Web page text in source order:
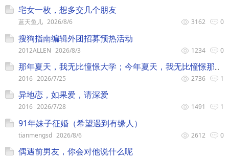
宅女一枚，想多交几个朋友
0
3162
蓝天鱼儿 2026/8/6
搜狗指南编辑外团招募预热活动
0
1234
2012ALLEN 2026/8/3
那年夏天，我无比憧憬大学；今年夏天，我无比憧憬那年。
1
2736
2016 2026/7/25
异地恋，如果爱，请深爱
1
1491
2016 2026/7/28
91年妹子征婚（希望遇到有缘人）
0
2612
tianmengsd 2026/8/6
偶遇前男友，你会对他说什么呢